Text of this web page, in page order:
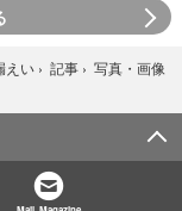
えい › 記事 › 写真・画像